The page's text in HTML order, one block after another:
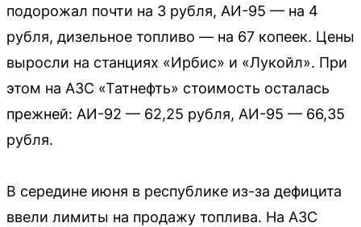
подорожал почти на 3 рубля, АИ-95 — на 4
рубля, дизельное топливо — на 67 копеек. Цены
выросли на станциях «Ирбис» и «Лукойл». При
этом на АЗС «Татнефть» стоимость осталась
прежней: АИ-92 — 62,25 рубля, АИ-95 — 66,35
рубля.
В середине июня в республике из-за дефицита
ввели лимиты на продажу топлива. На АЗС